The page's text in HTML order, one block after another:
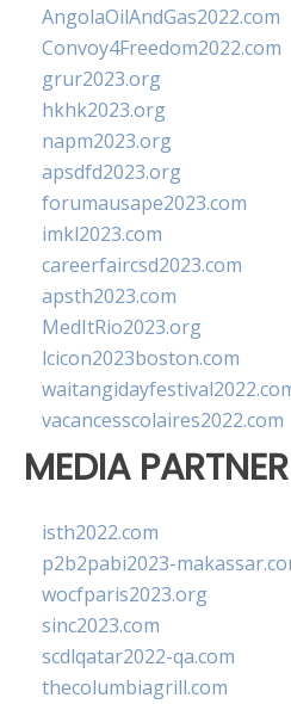
AngolaOilAndGas2022.com
Convoy4Freedom2022.com
grur2023.org
hkhk2023.org
napm2023.org
apsdfd2023.org
forumausape2023.com
imkl2023.com
careerfaircsd2023.com
apsth2023.com
MedItRio2023.org
lcicon2023boston.com
vacancesscolaires2022.com
MEDIA
isth2022.com
p2b2pabi2023-
wocfparis2023.org
sinc2023.com
scdlqatar2022-qa.com
thecolumbiagrill.com